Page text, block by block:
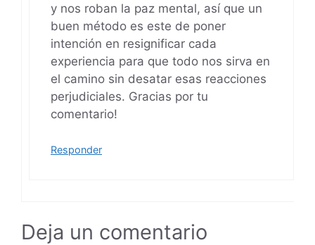
y nos roban la paz mental, así que un
buen método es este de poner
intención en resignificar cada
experiencia para que todo nos sirva en
el camino sin desatar esas reacciones
perjudiciales. Gracias por tu
comentario!
Responder
Deja un comentario